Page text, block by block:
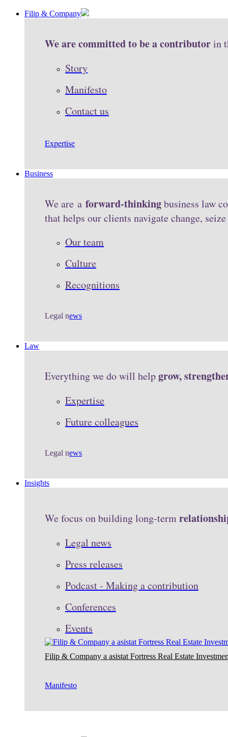
Filip & Company
We are committed to be a contributorin
Story
Manifesto
Contact us
Expertise
Business
We are a forward-thinkingbusiness law
that helps our clients navigate change,
Our team
Culture
Recognitions
Legal news
Law
Everything we do will helpgrow,
Expertise
Future colleagues
Legal news
Insights
We focus on building long-term
Legal news
Press releases
Podcast - Making a contribution
Conferences
Events
Filip & Company a asistat Fortress Real Estate
Manifesto